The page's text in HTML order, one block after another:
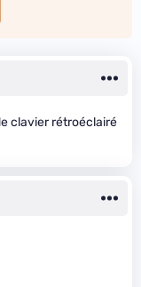
clavier rétroéclairé